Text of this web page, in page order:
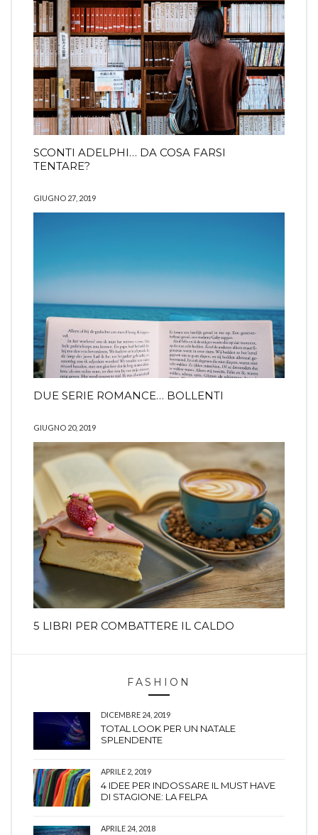
SCONTI ADELPHI… DA COSA FARSI
TENTARE?
GIUGNO 27, 2019
DUE SERIE ROMANCE… BOLLENTI
GIUGNO 20, 2019
5 LIBRI PER COMBATTERE IL CALDO
FASHION
DICEMBRE 24, 2019
TOTAL LOOK PER UN NATALE
SPLENDENTE
APRILE 2, 2019
4 IDEE PER INDOSSARE IL MUST HAVE
DI STAGIONE: LA FELPA
APRILE 24, 2018